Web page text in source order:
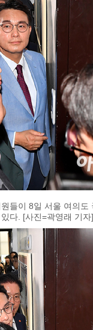
들이 8일 서울 여의
다. [사진=곽영래 기자]